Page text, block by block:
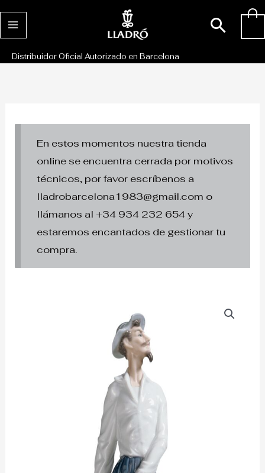
al
Distribuidor Oficial Autorizado en Barcelona
En estos momentos nuestra tienda
online se encuentra cerrada por motivos
técnicos, por favor escríbenos a
lladrobarcelona1983@gmail.com o
llámanos al +34 934 232 654 y
estaremos encantados de gestionar tu
compra.